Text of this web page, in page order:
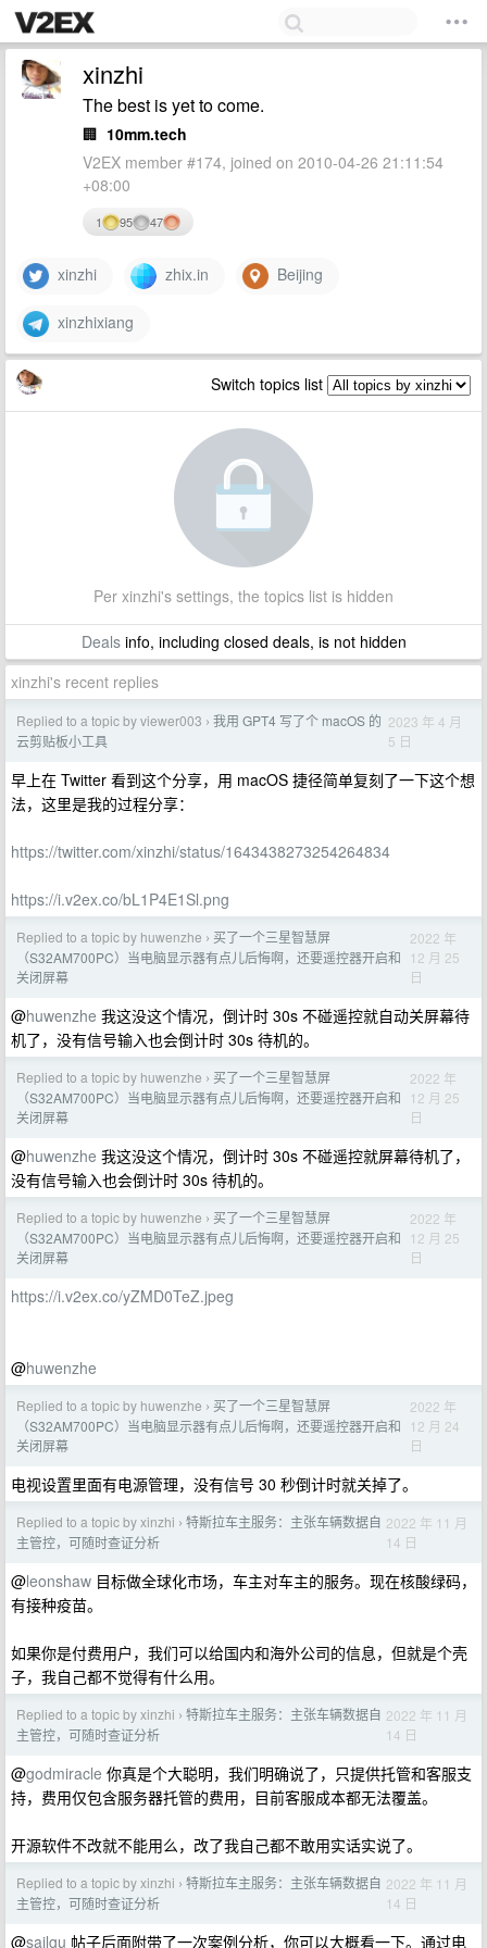
xinzhi
The best is yet to come.
🏢 10mm.tech
V2EX member #174, joined on 2010-04-26 21:11:54
+08:00
1 95 47
xinzhi zhix.in Beijing
xinzhixiang
Switch topics list
Per xinzhi's settings, the topics list is hidden
Dealsinfo, including closed deals, is not hidden
xinzhi's recent replies
Replied to a topic by viewer003 › 我用 GPT4 写了个 macOS 的
云剪贴板小工具
2023 年 4 月
5 日
早上在 Twitter 看到这个分享，用 macOS 捷径简单复刻了一下这个想
法，这里是我的过程分享：
https://twitter.com/xinzhi/status/1643438273254264834
https://i.v2ex.co/bL1P4E1Sl.png
Replied to a topic by huwenzhe › 买了一个三星智慧屏
（S32AM700PC）当电脑显示器有点儿后悔啊，还要遥控器开启和
关闭屏幕
2022 年
12 月 25
日
@huwenzhe 我这没这个情况，倒计时 30s 不碰遥控就自动关屏幕待
机了，没有信号输入也会倒计时 30s 待机的。
Replied to a topic by huwenzhe › 买了一个三星智慧屏
（S32AM700PC）当电脑显示器有点儿后悔啊，还要遥控器开启和
关闭屏幕
2022 年
12 月 25
日
@huwenzhe 我这没这个情况，倒计时 30s 不碰遥控就屏幕待机了，
没有信号输入也会倒计时 30s 待机的。
Replied to a topic by huwenzhe › 买了一个三星智慧屏
（S32AM700PC）当电脑显示器有点儿后悔啊，还要遥控器开启和
关闭屏幕
2022 年
12 月 25
日
https://i.v2ex.co/yZMD0TeZ.jpeg
@huwenzhe
Replied to a topic by huwenzhe › 买了一个三星智慧屏
（S32AM700PC）当电脑显示器有点儿后悔啊，还要遥控器开启和
关闭屏幕
2022 年
12 月 24
日
电视设置里面有电源管理，没有信号 30 秒倒计时就关掉了。
Replied to a topic by xinzhi › 特斯拉车主服务：主张车辆数据自
主管控，可随时查证分析
2022 年 11 月
14 日
@leonshaw 目标做全球化市场，车主对车主的服务。现在核酸绿码，
有接种疫苗。
如果你是付费用户，我们可以给国内和海外公司的信息，但就是个壳
子，我自己都不觉得有什么用。
Replied to a topic by xinzhi › 特斯拉车主服务：主张车辆数据自
主管控，可随时查证分析
2022 年 11 月
14 日
@godmiracle 你真是个大聪明，我们明确说了，只提供托管和客服支
持，费用仅包含服务器托管的费用，目前客服成本都无法覆盖。
开源软件不改就不能用么，改了我自己都不敢用实话实说了。
Replied to a topic by xinzhi › 特斯拉车主服务：主张车辆数据自
主管控，可随时查证分析
2022 年 11 月
14 日
@sailgu 帖子后面附带了一次案例分析，你可以大概看一下。通过电